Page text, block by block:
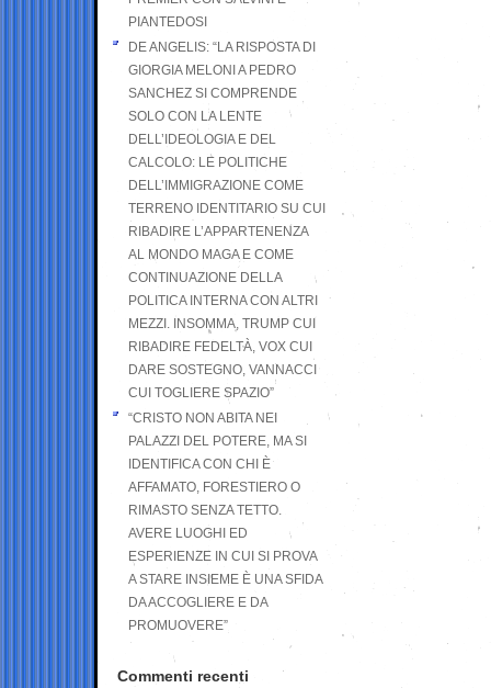
PIANTEDOSI
DE ANGELIS: “LA RISPOSTA DI
GIORGIA MELONI A PEDRO
SANCHEZ SI COMPRENDE
SOLO CON LA LENTE
DELL’IDEOLOGIA E DEL
CALCOLO: LE POLITICHE
DELL’IMMIGRAZIONE COME
TERRENO IDENTITARIO SU CUI
RIBADIRE L’APPARTENENZA
AL MONDO MAGA E COME
CONTINUAZIONE DELLA
POLITICA INTERNA CON ALTRI
MEZZI. INSOMMA, TRUMP CUI
RIBADIRE FEDELTÀ, VOX CUI
DARE SOSTEGNO, VANNACCI
CUI TOGLIERE SPAZIO”
“CRISTO NON ABITA NEI
PALAZZI DEL POTERE, MA SI
IDENTIFICA CON CHI È
AFFAMATO, FORESTIERO O
RIMASTO SENZA TETTO.
AVERE LUOGHI ED
ESPERIENZE IN CUI SI PROVA
A STARE INSIEME È UNA SFIDA
DA ACCOGLIERE E DA
PROMUOVERE”
Commenti recenti